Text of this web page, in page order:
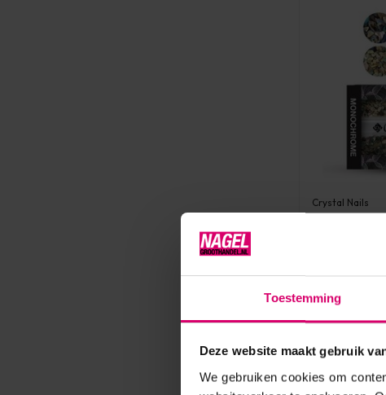
Toestemming
Deze website maakt gebruik
We gebruiken cookies om
Crystal Nails
Op voorraad
9,25